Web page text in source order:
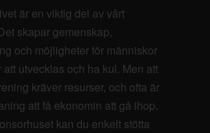
är en viktig del av vårt
skapar gemenskap,
och möjligheter för människor
utvecklas och ha kul. Men att
kräver resurser, och ofta är
att få ekonomin att gå ihop.
kan du enkelt stötta